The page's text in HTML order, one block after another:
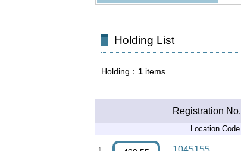
Holding List
Holding 1 items
Registration No.
Location Code
1